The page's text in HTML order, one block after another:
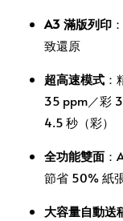
A3 滿版列印
致還原
超高速模式
35 ppm／彩
4.5 秒（彩）
全功能雙面
節省 50% 紙
大容量自動送